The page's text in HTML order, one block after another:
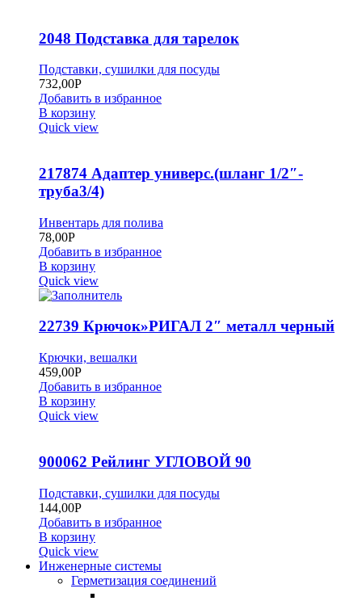
2048 Подставка для тарелок
Подставки, сушилки для посуды
732,00Р
Добавить в избранное
В корзину
Quick view
217874 Адаптер универс.(шланг 1/2″-
труба3/4)
Инвентарь для полива
78,00Р
Добавить в избранное
В корзину
Quick view
22739 Крючок»РИГАЛ 2″ металл черный
Крючки, вешалки
459,00Р
Добавить в избранное
В корзину
Quick view
900062 Рейлинг УГЛОВОЙ 90
Подставки, сушилки для посуды
144,00Р
Добавить в избранное
В корзину
Quick view
Инженерные системы
Герметизация соединений